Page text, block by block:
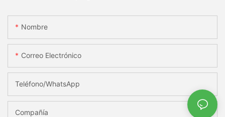
Nombre
Correo Electrónico
Teléfono/WhatsApp
Compañía